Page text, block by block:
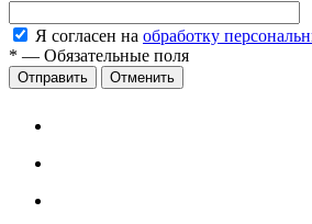
Я согласен на обработку
* — Обязательные поля
Отменить